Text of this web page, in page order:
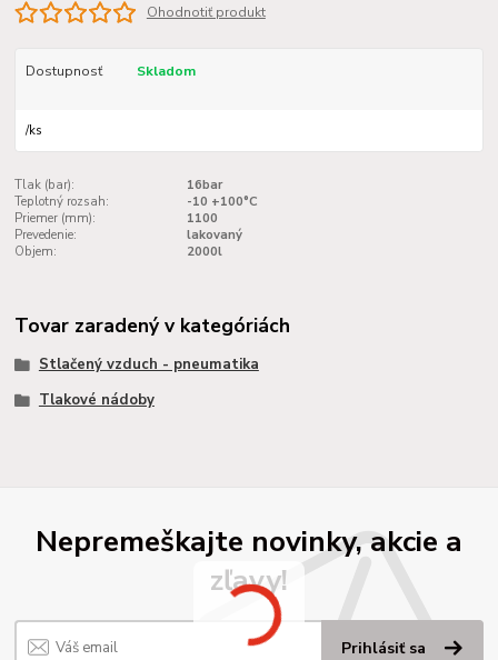
Ohodnotiť produkt
Dostupnosť Skladom
/ks
Tlak (bar):
16bar
Teplotný rozsah:
-10 +100°C
Priemer (mm):
1100
Prevedenie:
lakovaný
Objem:
2000l
Tovar zaradený v kategóriách
Stlačený vzduch - pneumatika
Tlakové nádoby
Nepremeškajte novinky, akcie a
zľavy!
Prihlásiť sa